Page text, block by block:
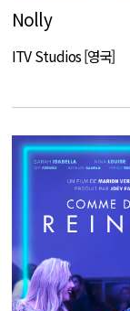
Nolly
ITV Studios [영국]